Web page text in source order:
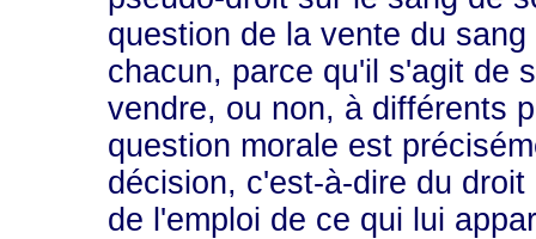
question de la vente du
chacun, parce qu'il s'agit de
vendre, ou non, à différents
question morale est
décision, c'est-à-dire du
de l'emploi de ce qui lui